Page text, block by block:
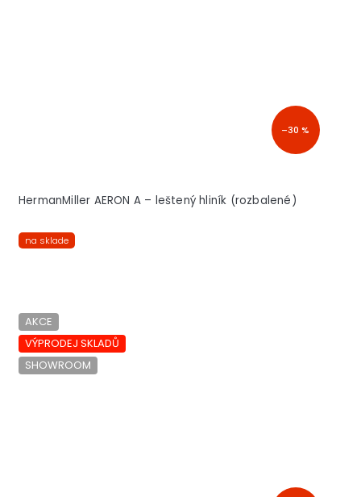
–30 %
HermanMiller AERON A – leštený hliník (rozbalené)
na sklade
AKCE
VÝPRODEJ SKLADŮ
SHOWROOM